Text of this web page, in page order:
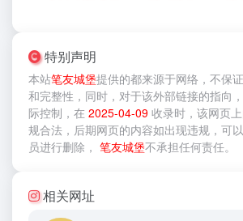
特别声明
本站笔友城堡提供的都来源于网络，不保
和完整性，同时，对于该外部链接的指向
际控制，在 2025-04-09 收录时，该网页
规合法，后期网页的内容如出现违规，可
员进行删除， 笔友城堡不承担任何责任。
相关网址